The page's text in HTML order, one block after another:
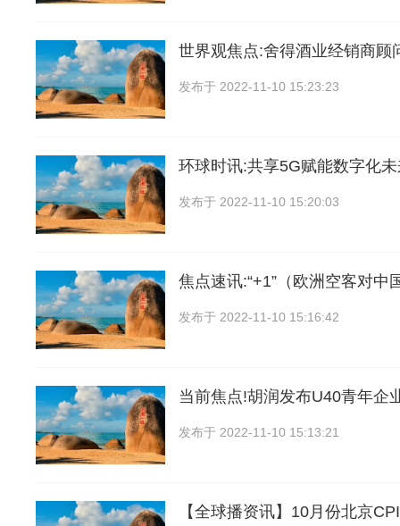
世界观焦点:舍得酒业经销商顾
发布于 2022-11-10 15:23:23
环球时讯:共享5G赋能数字化
发布于 2022-11-10 15:20:03
焦点速讯:“+1”（欧洲空客对中
发布于 2022-11-10 15:16:42
当前焦点!胡润发布U40青年企
发布于 2022-11-10 15:13:21
【全球播资讯】10月份北京